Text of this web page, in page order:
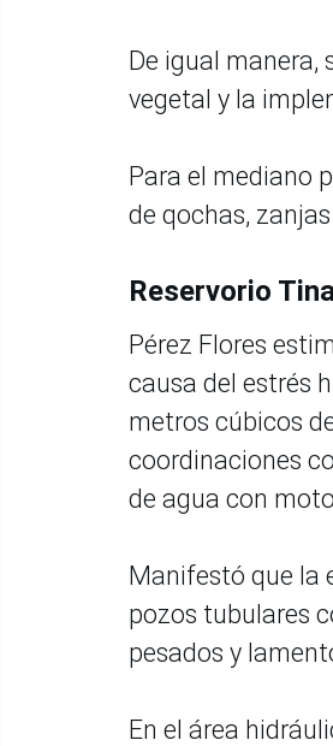
De igual manera,
vegetal y la
Para el mediano
de qochas,
Reservorio
Pérez Flores
causa del estrés
metros cúbicos
coordinaciones
de agua con
Manifestó que la
pozos tubulares
pesados y
En el área